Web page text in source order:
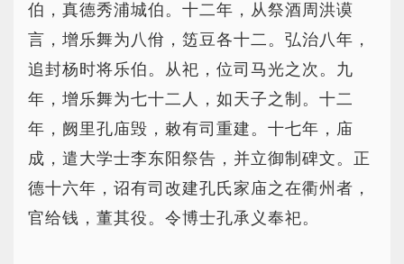
伯，真德秀浦城伯。十二年，从祭酒周洪谟
言，增乐舞为八佾，笾豆各十二。弘治八年，
追封杨时将乐伯。从祀，位司马光之次。九
年，增乐舞为七十二人，如天子之制。十二
年，阙里孔庙毁，敕有司重建。十七年，庙
成，遣大学士李东阳祭告，并立御制碑文。正
德十六年，诏有司改建孔氏家庙之在衢州者，
官给钱，董其役。令博士孔承义奉祀。